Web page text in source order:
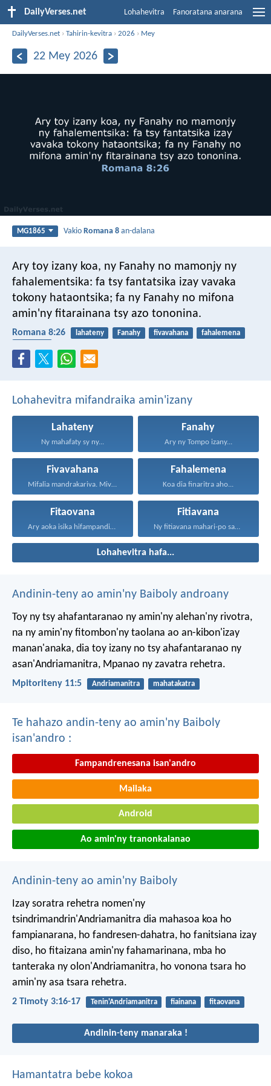
DailyVerses.net Lohahevitra Fanoratana anarana
DailyVerses.net ›Tahirin-kevitra ›2026 › Mey
22 Mey 2026
MG1865 VakioRomana 8 an-dalana
Ary toy izany koa, ny Fanahy no mamonjy ny
fahalementsika: fa tsy fantatsika izay vavaka
tokony hataontsika; fa ny Fanahy no mifona
amin'ny fitarainana tsy azo tononina.
Romana 8:26 lahateny Fanahy fivavahana
fahalemena
Lohahevitra mifandraika amin'izany
Lahateny
Ny mahafaty sy ny...
Fanahy
Ary ny Tompo izany...
Fivavahana
Mifalia mandrakariva. Mivavaha, ka...
Fahalemena
Koa dia finaritra aho...
Fitaovana
Ary aoka isika hifampandinika...
Fitiavana
Ny fitiavana mahari-po sady...
Lohahevitra hafa...
Andinin-teny ao amin'ny Baiboly androany
Toy ny tsy ahafantaranao ny amin'ny alehan'ny rivotra,
na ny amin'ny fitombon'ny taolana ao an-kibon'izay
manan'anaka, dia toy izany no tsy ahafantaranao ny
asan'Andriamanitra, Mpanao ny zavatra rehetra.
Mpitoriteny 11:5 Andriamanitra mahatakatra
Te hahazo andin-teny ao amin'ny Baiboly
isan'andro :
Fampandrenesana isan'andro
Mailaka
Android
Ao amin'ny tranonkalanao
Andinin-teny ao amin'ny Baiboly
Izay soratra rehetra nomen'ny
tsindrimandrin'Andriamanitra dia mahasoa koa ho
fampianarana, ho fandresen-dahatra, ho fanitsiana izay
diso, ho fitaizana amin'ny fahamarinana, mba ho
tanteraka ny olon'Andriamanitra, ho vonona tsara ho
amin'ny asa tsara rehetra.
2 Timoty 3:16-17 Tenin'Andriamanitra fiainana fitaovana
Andinin-teny manaraka !
Hamantatra bebe kokoa